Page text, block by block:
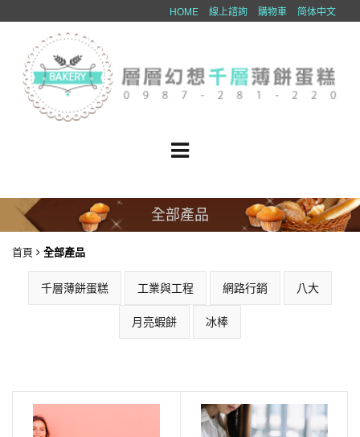
HOME 線上諮詢 購物車 简体中文
全部產品
首頁 全部產品
千層薄餅蛋糕 工業與工程 網路行銷 八大
月亮蝦餅 冰棒